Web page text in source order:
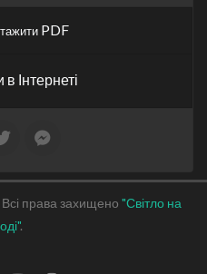
PDF
в Інтернеті
права захищено "Світло на
.